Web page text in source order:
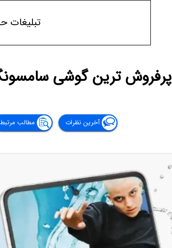
تبلیغات حداکثر
پرفروش ترین گوشی
آخرین نظرات مطالب مرتبط